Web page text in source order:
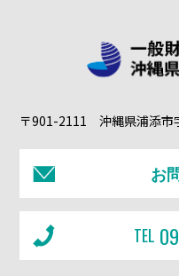
〒901-2111 沖縄県浦添市
お
TEL